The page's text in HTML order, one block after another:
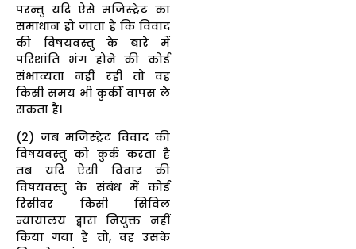
परन्तु यदि ऐसे मजिस्ट्रेट का
समाधान हो जाता है कि विवाद
की विषयवस्तु के बारे में
परिशांति भंग होने की कोई
संभाव्यता नहीं रही तो वह
किसी समय भी कुर्की वापस ले
सकता है।
(2) जब मजिस्ट्रेट विवाद की
विषयवस्तु को कुर्क करता है
तब यदि ऐसी विवाद की
विषयवस्तु के संबंध में कोई
रिसीवर किसी सिविल
न्यायालय द्वारा नियुक्त नहीं
किया गया है तो, वह उसके